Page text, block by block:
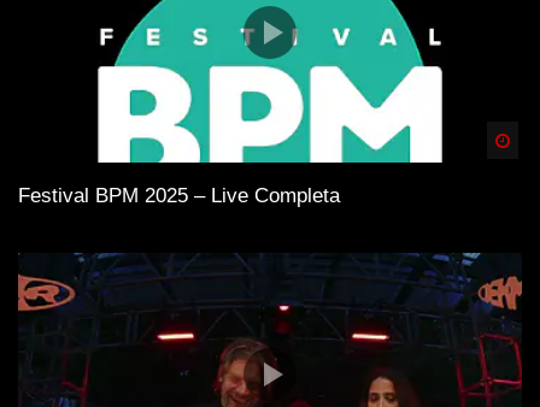
Festival BPM 2025 – Live Completa